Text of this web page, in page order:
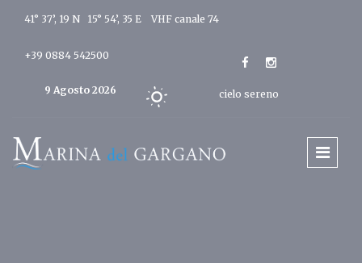
41° 37’, 19 N 15° 54’, 35 E VHF canale 74
+39 0884 542500
9 Agosto 2026 cielo sereno